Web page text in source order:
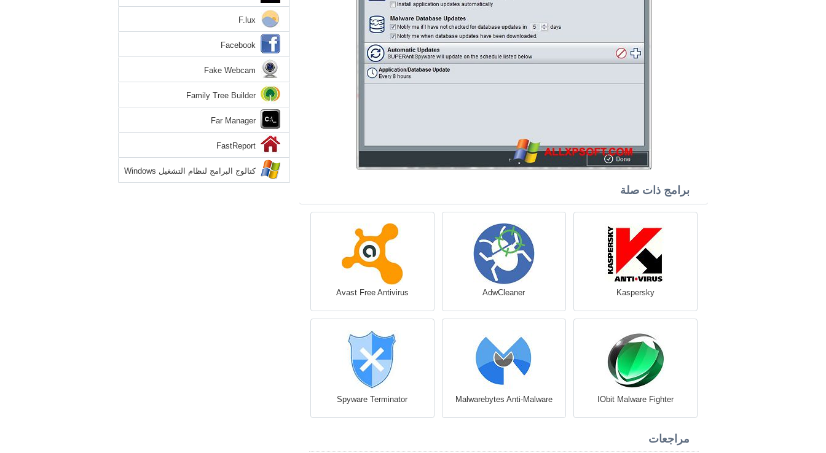
برامج ذات صلة
Kaspersky
AdwCleaner
Avast Free Antivirus
IObit Malware Fighter
Malwarebytes Anti-Malware
Spyware Terminator
مراجعات
F.lux
Facebook
Fake Webcam
Family Tree Builder
Far Manager
FastReport
كتالوج البرامج لنظام التشغيل Windows
XP